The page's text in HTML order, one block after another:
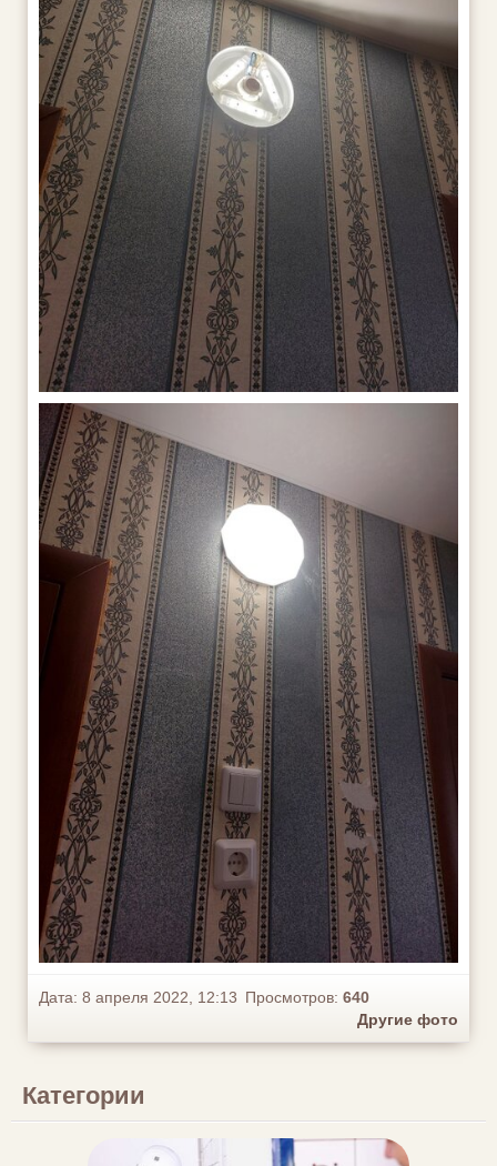
Дата: 8 апреля 2022, 12:13 Просмотров: 640
Другие фото
Категории